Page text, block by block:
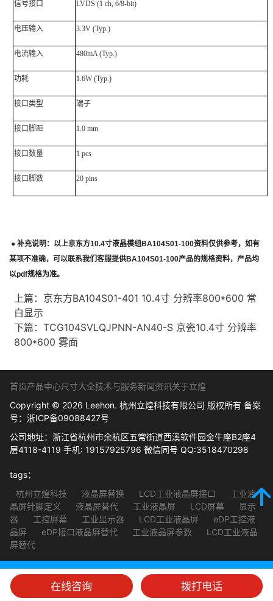
信号接口 LVDS (1 ch, 6/8-bit)
电压输入 3.3V (Typ.)
电流输入 480mA (Typ.)
功耗 1.6W (Typ.)
接口类型 端子
接口脚距 1.0 mm
接口数量 1 pcs
接口脚数 20 pins
● 补充说明：以上京东方10.4寸液晶模组BA104S01-100资料仅供参考，如有
某项不准确，可以联系我们客服提供BA104S01-100产品的规格资料，产品均
以pdf规格为准。
上篇： 京东方BA104S01-401 10.4寸 分辨率800*600 常
白显示
下篇： TCG104SVLQJPNN-AN40-S 京瓷10.4寸 分辨率
800*600 雾面
首页产品中心尺寸大全技术与服务新闻资讯关于立煌
Copyright © 2026 Leehon. 杭州立煌科技有限公司 版权所有 备案
号： 浙ICP备09088427号
公司地址：浙江省杭州市余杭区五常街道西溪软件园金牛座B2座4
层4118-4119 手机: 19157925796 微信同号 QQ:3518470298
tags：
杭州立煌科技
液晶屏替换 LCD工业液晶屏接口
工业液
晶屏针脚定义
液晶屏替代 工业液晶屏 LCD屏幕
显示
器
工控屏幕 工业显示器 LCD工业液晶屏
eDP工控液
晶屏
eDP接口液晶屏替代 工业液晶屏参数
LCD工业液晶
屏替代
在线咨询 拨打电话